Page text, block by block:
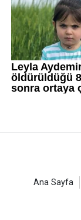
Ana Sayfa